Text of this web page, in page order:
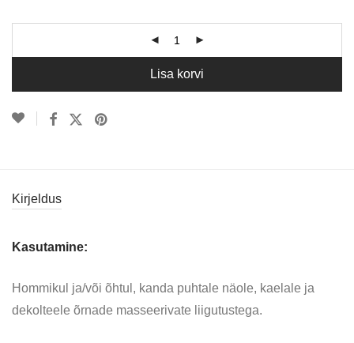
Lisa korvi
Kirjeldus
Kasutamine:
Hommikul ja/või õhtul, kanda puhtale näole, kaelale ja
dekolteele õrnade masseerivate liigutustega.